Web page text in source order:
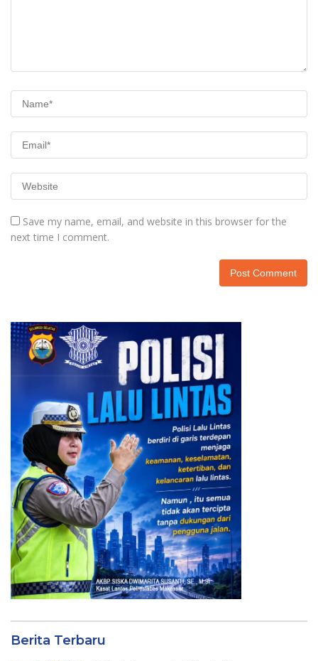
Save my name, email, and website in this browser for the
next time I comment.
Berita Terbaru